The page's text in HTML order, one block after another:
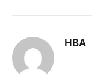
HBA